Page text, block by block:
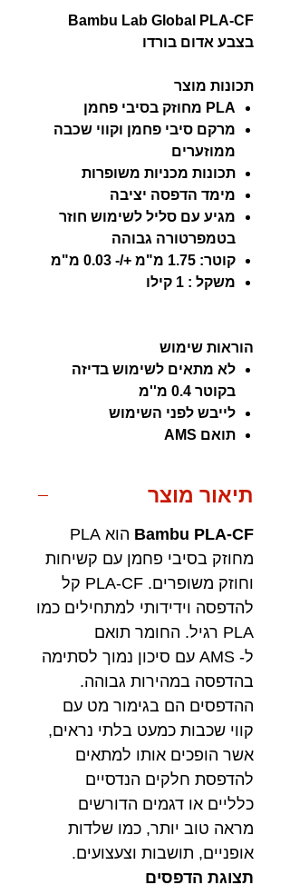
Bambu Lab Global PLA-CF
בצבע אדום בורדו
תכונות מוצר
PLA מחוזק בסיבי פחמן
מרקם סיבי פחמן וקווי שכבה
ממוזערים
תכונות מכניות משופרות
מימד הדפסה יציבה
מגיע עם סליל לשימוש חוזר
בטמפרטורה גבוהה
קוטר: 1.75 מ"מ +/- 0.03 מ"מ
משקל : 1 קילו
הוראות שימוש
לא מתאים לשימוש בדיזה
בקוטר 0.4 מ''מ
לייבש לפני השימוש
תואם AMS
תיאור מוצר
Bambu PLA-CF
הוא PLA
מחוזק בסיבי פחמן עם קשיחות
וחוזק משופרים. PLA-CF קל
להדפסה וידידותי למתחילים כמו
PLA רגיל. החומר תואם
ל- AMS עם סיכון נמוך לסתימה
בהדפסה במהירות גבוהה.
ההדפסים הם בגימור מט עם
קווי שכבות כמעט בלתי נראים,
אשר הופכים אותו למתאים
להדפסת חלקים הנדסיים
כלליים או דגמים הדורשים
מראה טוב יותר, כמו שלדות
אופניים, תושבות וצעצועים.
תצוגת הדפסים